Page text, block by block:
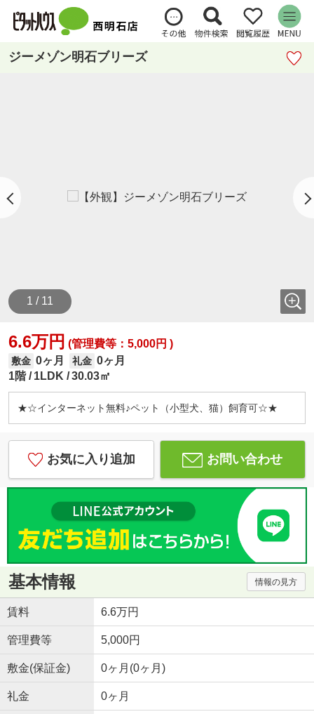
ジーメゾン明石ブリーズ
1 / 11
6.6万円 (管理費等：5,000円 )
敷金 0ヶ月 礼金 0ヶ月
1階
1LDK 30.03㎡
★☆インターネット無料♪ペット（小型犬、猫）飼育可☆★
お気に入り追加 お問い合わせ
基本情報 情報の見方
賃料 6.6万円
管理費等 5,000円
敷金(保証金) 0ヶ月(0ヶ月)
礼金 0ヶ月